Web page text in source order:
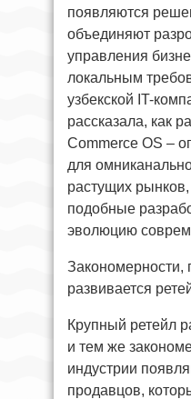
появляются
объединяют
управления
локальным
узбекской IT-
рассказала, как
Commerce OS –
для
растущих рынков,
подобные
эволюцию
Закономерности,
развивается
Крупный ретейл
и тем же
индустрии
продавцов,